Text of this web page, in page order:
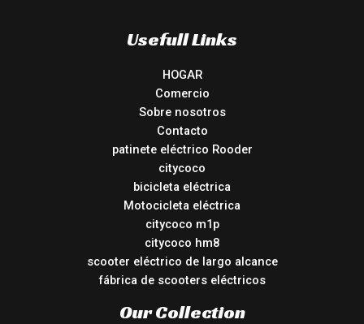
Usefull Links
HOGAR
Comercio
Sobre nosotros
Contacto
patinete eléctrico Rooder
citycoco
bicicleta eléctrica
Motocicleta eléctrica
citycoco m1p
citycoco hm8
scooter eléctrico de largo alcance
fábrica de scooters eléctricos
Our Collection